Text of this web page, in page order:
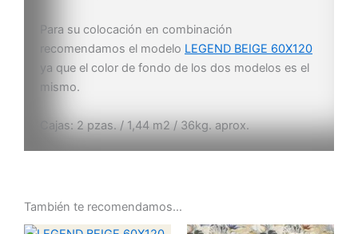
Para su colocación en combinación
recomendamos el modelo LEGEND BEIGE 60X120
ya que el color de fondo de los dos modelos es el
mismo.
Cajas: 2 pzas. / 1,44 m2 / 36kg. aprox.
También te recomendamos…